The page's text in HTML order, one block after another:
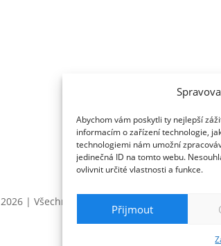
Abychom vám poskytli ty nejlepší
informacím o zařízení technologie,
technologiemi nám umožní
jedinečná ID na tomto webu.
ovlivnit určité vlastnosti a funkce.
Přijmout
2026 | Všechna práva vyhrazena.